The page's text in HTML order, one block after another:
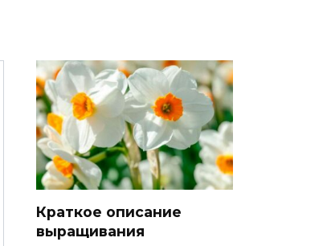
Краткое описание
выращивания